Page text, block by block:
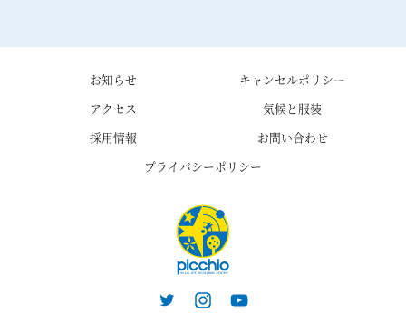
お知らせ
キャンセルポリシー
アクセス
気候と服装
採用情報
お問い合わせ
プライバシーポリシー